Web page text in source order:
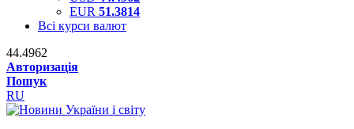
EUR 51.3814
Всі курси валют
44.4962
Авторизація
Пошук
RU